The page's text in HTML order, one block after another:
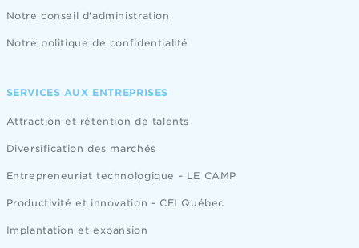
Notre conseil d'administration
Notre politique de confidentialité
SERVICES AUX ENTREPRISES
Attraction et rétention de talents
Diversification des marchés
Entrepreneuriat technologique - LE CAMP
Productivité et innovation - CEI Québec
Implantation et expansion